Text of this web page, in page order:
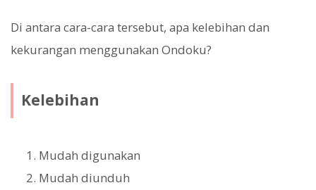
Di antara cara-cara tersebut, apa kelebihan dan
kekurangan menggunakan Ondoku?
Kelebihan
Mudah digunakan
Mudah diunduh